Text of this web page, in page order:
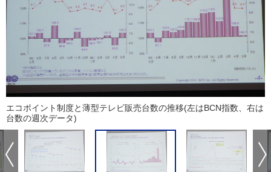
エコポイント制度と薄型テレビ販売台数の推移(左はBCN指数、右は
台数の週次データ)